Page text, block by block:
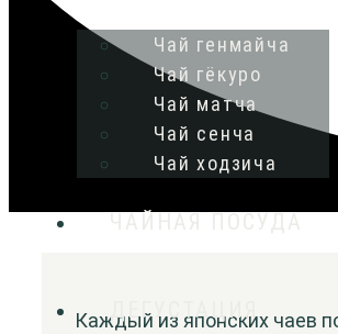
Чай генмайча
Чай гёкуро
Чай матча
Чай сенча
Чай ходзича
ЧАЙНАЯ ПОСУДА
ДЕГУСТАЦИЯ
Каждый из японских чаев